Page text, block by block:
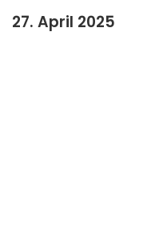
27. April 2025